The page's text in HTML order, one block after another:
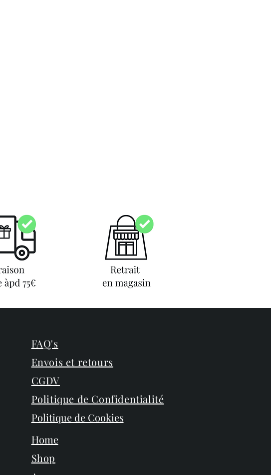
FAQ's
Envois et retours
CGDV
Politique de Confidentialité
Politique de Cookies
Home
Shop